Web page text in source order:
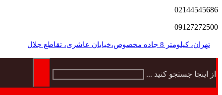
02144545686
09127272500
تهران، کیلومتر 8 جاده مخصوص،خیابان عاشری، تقاطع جلال
از اینجا جستجو کنید ...